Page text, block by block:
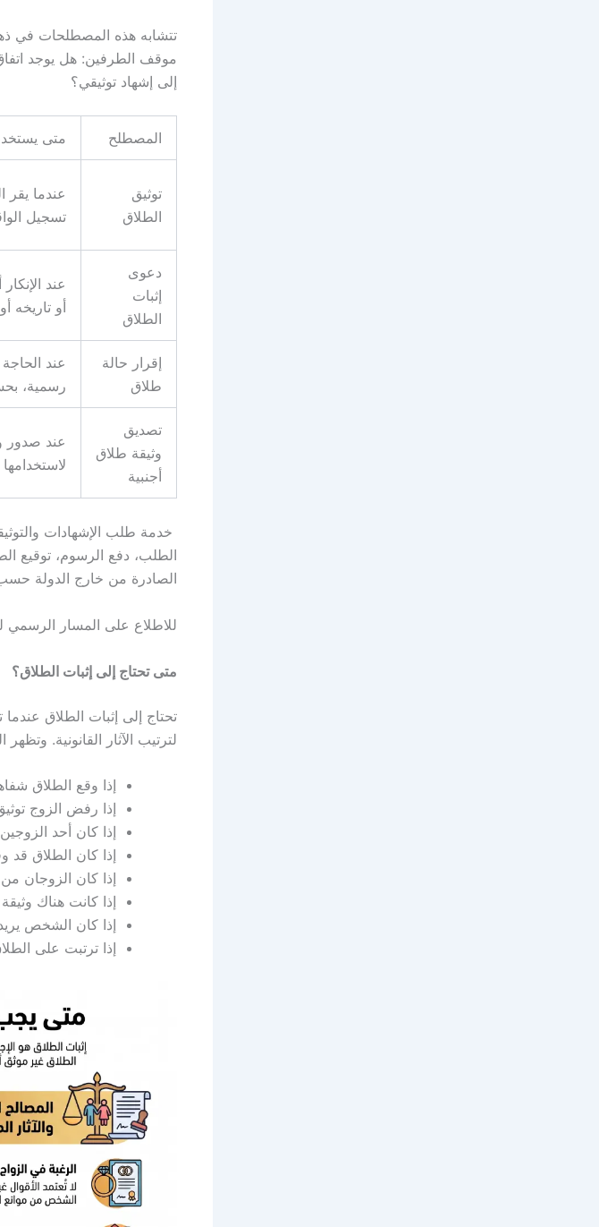
تتشابه هذه المصطلحات في
موقف الطرفين: هل يوجد
إلى إشهاد توثيقي؟
المصطلح متى
توثيق
الطلاق
عندما يقر
تسجيل
دعوى
إثبات
الطلاق
عند
أو تاريخه
إقرار حالة
طلاق
عند
رسمية،
تصديق
وثيقة طلاق
أجنبية
عند صدور
خدمة طلب الإشهادات
الطلب، دفع الرسوم، توقيع
الصادرة من خارج الدولة
للاطلاع على المسار الرسمي
متى تحتاج إلى إثبات الطلاق؟
تحتاج إلى إثبات الطلاق
لترتيب الآثار القانونية. وتظهر
إذا وقع الطلاق
إذا رفض الزوج
إذا كان أحد
إذا كان الطلاق
إذا كان الزوجان
إذا كانت هناك
إذا كان الشخص
إذا ترتبت على